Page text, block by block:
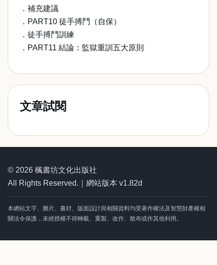
．補充建議
．PART10 徒手搏鬥（自保）
．徒手搏鬥訓練
．PART11 結論：監獄重訓五大原則
文章試閱
© 2026 楓書坊文化出版社
All Rights Reserved.｜網站版本 v1.82d
本網站文字、圖片、書封、版面設計與相關資料均受著作權法及智慧財產權相
關法令保護，未經授權不得轉載、重製、改作、散布或作其他利用。